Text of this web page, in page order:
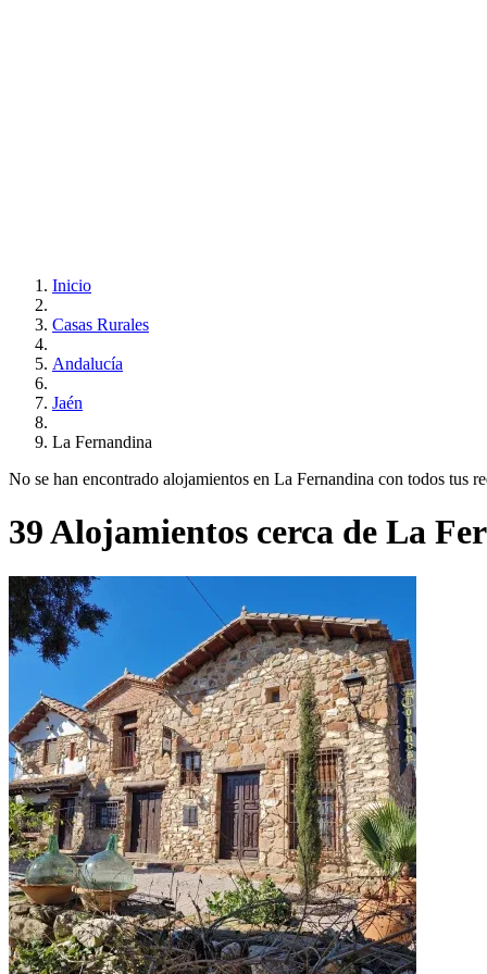
Inicio
Casas Rurales
Andalucía
Jaén
La Fernandina
No se han encontrado alojamientos en La Fernandina con todos tus
39 Alojamientos cerca de La